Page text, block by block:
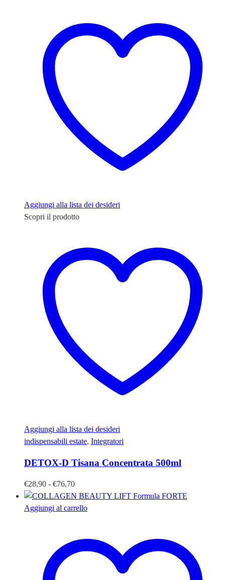
varianti.
Le
opzioni
possono
essere
scelte
nella
pagina
Aggiungi alla lista dei desideri
Scopri il prodotto
Aggiungi alla lista dei desideri
indispensabili estate, Integratori
DETOX-D Tisana Concentrata 500ml
€28,90 - €76,70Fascia
di
prezzo:
a
€76,70
Aggiungi al carrello